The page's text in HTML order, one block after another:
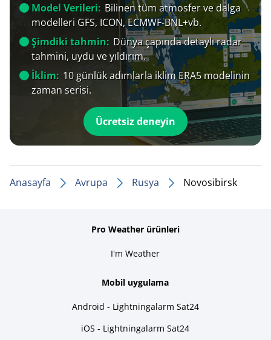
Model Verileri: Bilinen tüm atmosfer ve dalga
modelleri GFS, ICON, ECMWF-BNL+vb.
Şimdiki tahmin: Dünya çapında detaylı radar
tahmini, uydu ve yıldırım.
İklim: 10 günlük adımlarla iklim ERA5 modelinin
zaman serisi.
Ücretsiz deneyin
Anasayfa Avrupa Rusya Novosibirsk
Pro Weather ürünleri
I'm Weather
Mobil uygulama
Android - Lightningalarm Sat24
iOS - Lightningalarm Sat24